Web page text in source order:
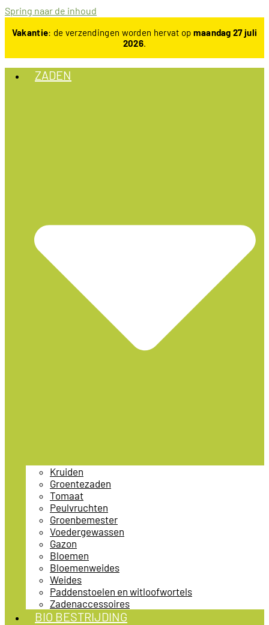
Spring naar de inhoud
Vakantie: de verzendingen worden hervat op maandag 27 juli
2026.
ZADEN
Kruiden
Groentezaden
Tomaat
Peulvruchten
Groenbemester
Voedergewassen
Gazon
Bloemen
Bloemenweides
Weides
Paddenstoelen en witloofwortels
Zadenaccessoires
BIO BESTRIJDING